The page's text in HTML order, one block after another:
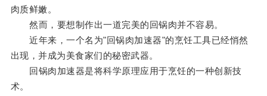
肉质鲜嫩。
然而，要想制作出一道完美的回锅肉并不容易。
近年来，一个名为"回锅肉加速器"的烹饪工具已经悄然
出现，并成为美食家们的秘密武器。
回锅肉加速器是将科学原理应用于烹饪的一种创新技
术。